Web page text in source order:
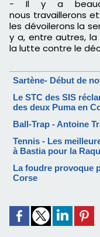
- Il y a
nous travaillerons et
les dévoilerons la
y a,entre autres, la
la lutte contre le
Sartène- Début de
Le STC des SIS
des deux Puma en
Ball-Trap - Antoine
Tennis - Les
à Bastia pour la
La foudre provoque
Corse